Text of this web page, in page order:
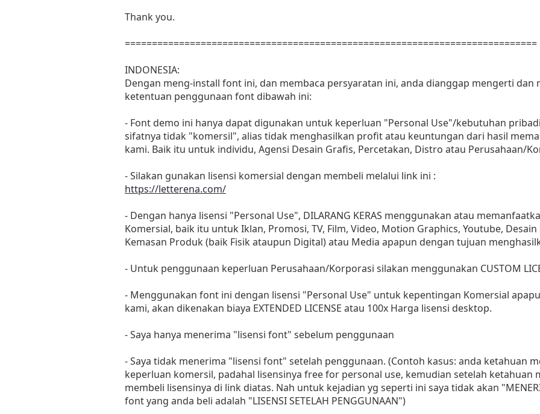
Thank you.
============================================================================
INDONESIA:
Dengan meng-install font ini, dan membaca persyaratan ini, anda dianggap mengerti dan
ketentuan penggunaan font dibawah ini:
- Font demo ini hanya dapat digunakan untuk keperluan "Personal Use"/kebutuhan
sifatnya tidak "komersil", alias tidak menghasilkan profit atau keuntungan dari hasil
kami. Baik itu untuk individu, Agensi Desain Grafis, Percetakan, Distro atau Perusahaan/
- Silakan gunakan lisensi komersial dengan membeli melalui link ini :
https://letterena.com/
- Dengan hanya lisensi "Personal Use", DILARANG KERAS menggunakan atau
Komersial, baik itu untuk Iklan, Promosi, TV, Film, Video, Motion Graphics, Youtube,
Kemasan Produk (baik Fisik ataupun Digital) atau Media apapun dengan tujuan
- Untuk penggunaan keperluan Perusahaan/Korporasi silakan menggunakan CUSTOM
- Menggunakan font ini dengan lisensi "Personal Use" untuk kepentingan Komersial
kami, akan dikenakan biaya EXTENDED LICENSE atau 100x Harga lisensi desktop.
- Saya hanya menerima "lisensi font" sebelum penggunaan
- Saya tidak menerima "lisensi font" setelah penggunaan. (Contoh kasus: anda ketahuan
keperluan komersil, padahal lisensinya free for personal use, kemudian setelah ketahuan
membeli lisensinya di link diatas. Nah untuk kejadian yg seperti ini saya tidak akan
font yang anda beli adalah "LISENSI SETELAH PENGGUNAAN")